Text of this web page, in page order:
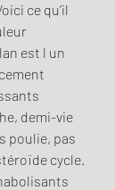
ce qu’il
est l un
demi-vie
poulie, pas
cycle.